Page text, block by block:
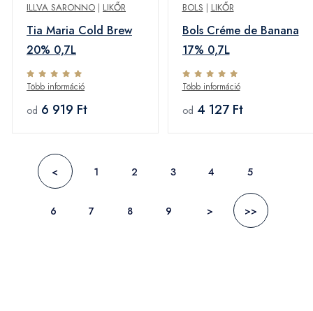
ILLVA SARONNO | LIKŐR
Tia Maria Cold Brew
20% 0,7L
Több információ
od 6 919 Ft
BOLS | LIKŐR
Bols Créme de Banana
17% 0,7L
Több információ
od 4 127 Ft
< 1 2 3 4 5
6 7 8 9 > >>